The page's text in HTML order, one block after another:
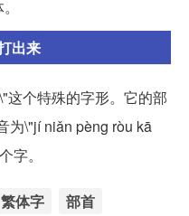
出来
这个特殊的字形。它的部
为\"jí niǎn pèng ròu kā
字。
繁体字 部首